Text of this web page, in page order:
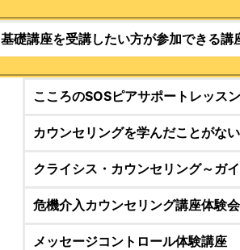
基礎講座を受講したい方が参加できる講
こころのSOSピアサポートレッスン
カウンセリングを学んだことがな
クライシス・カウンセリング～ガ
危機介入カウンセリング講座体験会
メッセージコントロール体験講座